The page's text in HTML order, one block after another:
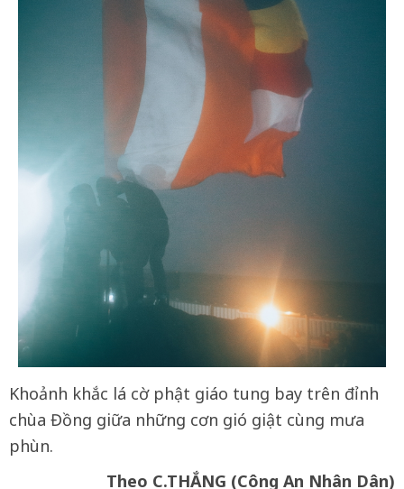
Khoảnh khắc lá cờ phật giáo tung bay trên đỉnh
chùa Đồng giữa những cơn gió giật cùng mưa
phùn.
Theo C.THẮNG (Công An Nhân Dân)